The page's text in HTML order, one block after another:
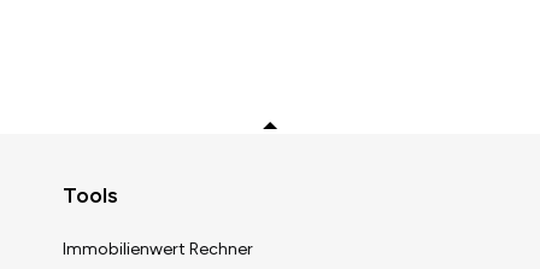
Tools
Immobilienwert Rechner